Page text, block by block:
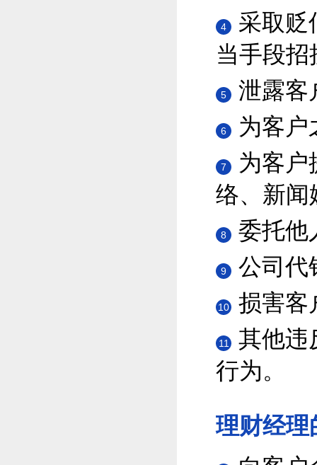
4
采取贬
当手段
5 泄露客
6 为客户
7
为客户
络、新闻
8 委托他
9 公司代
10 损害客
11
其他违
行为。
理财经理